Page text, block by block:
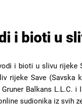
i bioti u
i bioti u slivu rijeke
rijeke Save
Balkans
sudionika iz svih